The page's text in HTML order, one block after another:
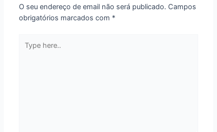
O seu endereço de email não será publicado. Campos
obrigatórios marcados com *
here..